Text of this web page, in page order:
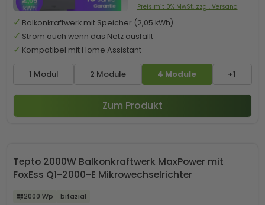
1 Modul 2 Module 4 Module +1
Preis mit 0% MwSt. zzgl. Versand
Balkonkraftwerk mit Speicher (2,05 kWh)
Strom auch wenn das Netz ausfällt
Kompatibel mit Home Assistant
Zum Produkt
Tepto 2000W Balkonkraftwerk MaxPower mit
FoxEss Q1-2000-E Mikrowechselrichter
2000 Wp bifazial